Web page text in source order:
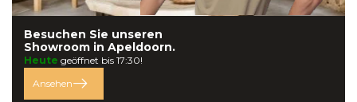
Besuchen Sie unseren
Showroom in Apeldoorn.
Heute geöffnet bis 17:30!
Ansehen